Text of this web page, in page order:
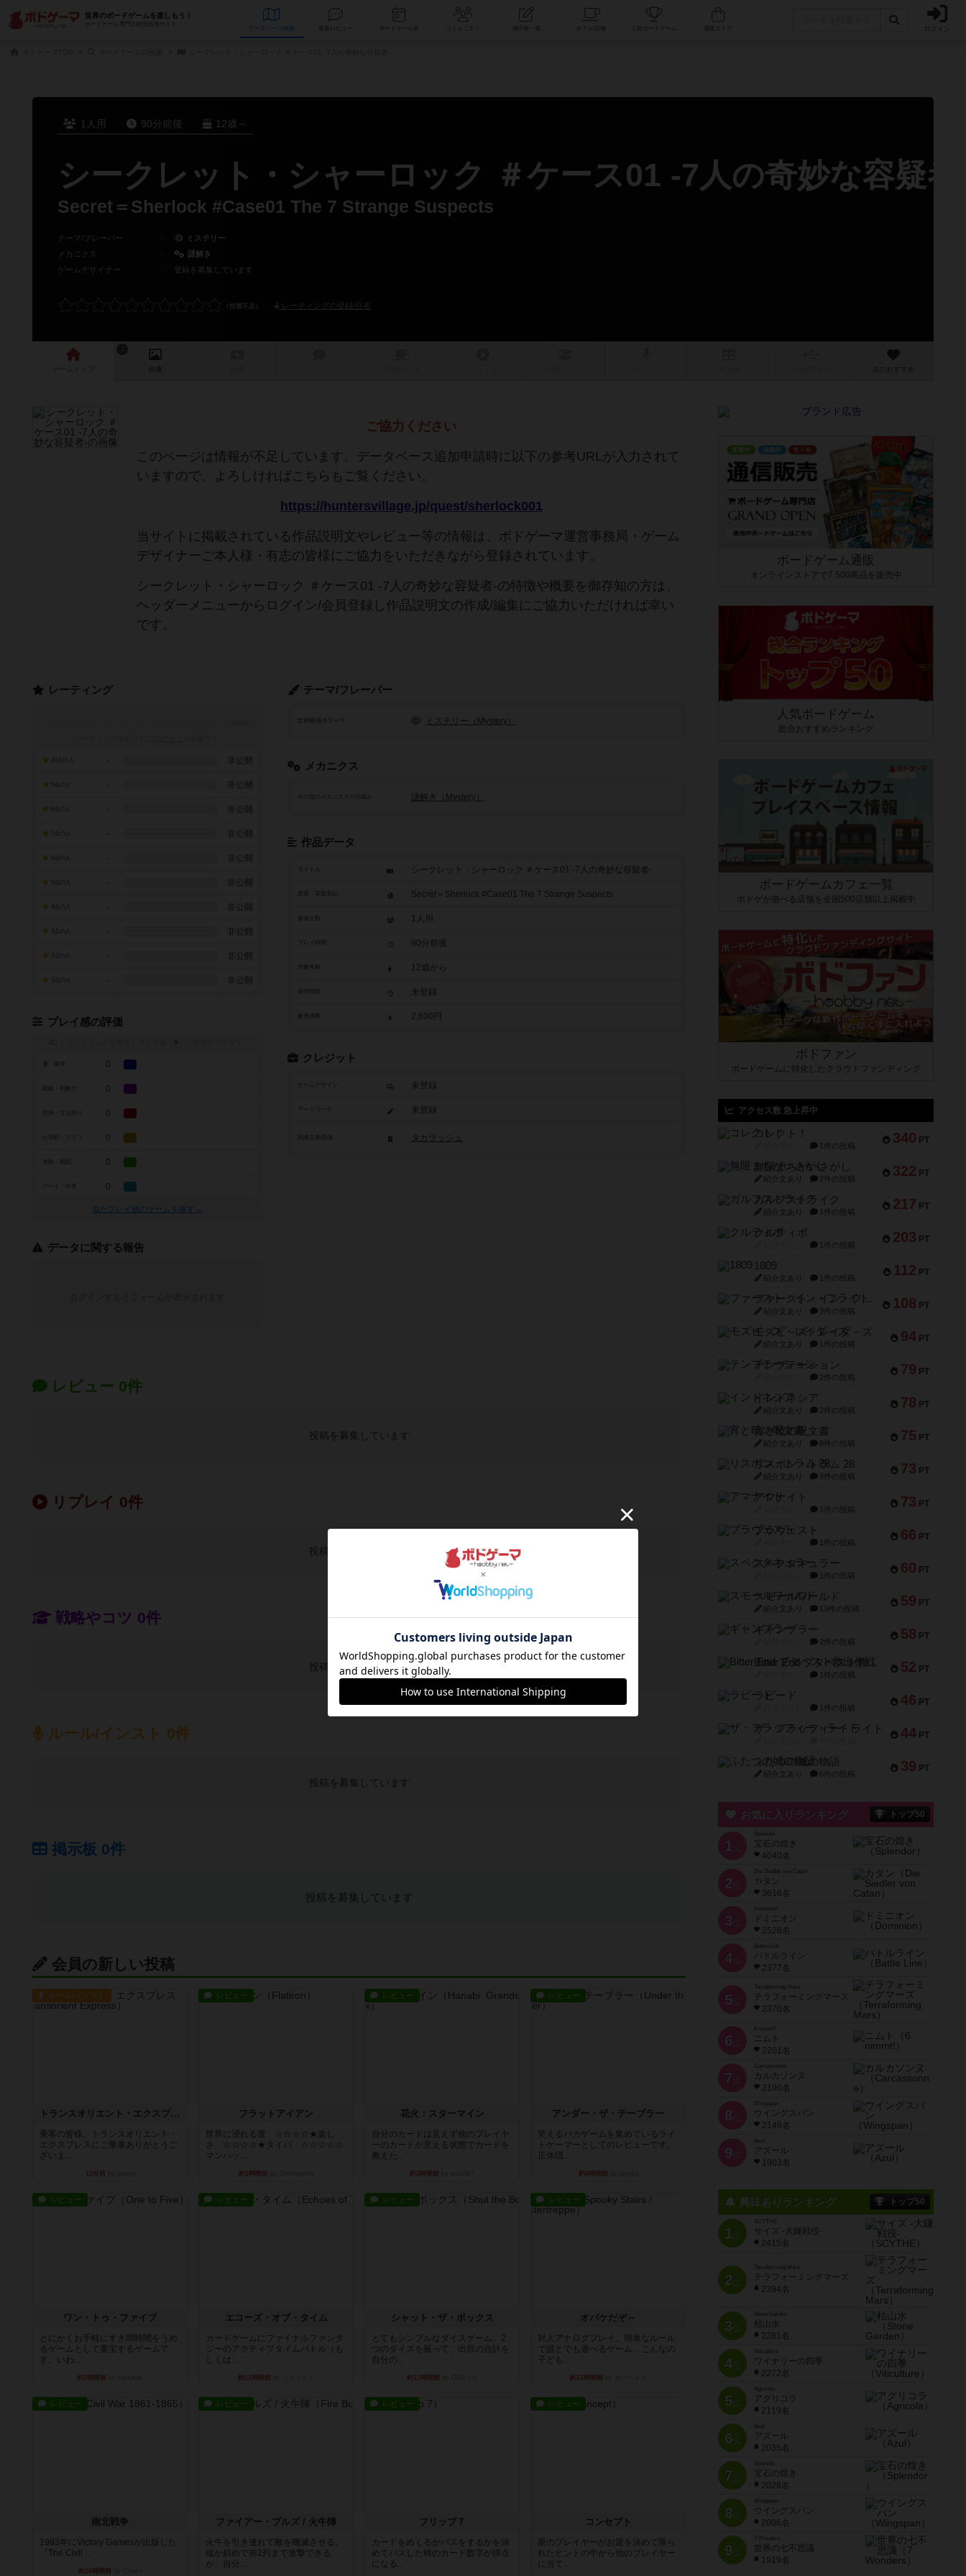
世界のボードゲームを楽しもう！
ボードゲーム専門の総合情報サイト
データベース コミュニティ 人気ボードゲーム ログイン
1人用 90分前後 12歳～
シークレット・シャーロック ＃ケース01 -7人の奇妙な容疑
Secret＝Sherlock #Case01 The 7 Strange Suspects
テーマ/フレーバー ：
ミステリー
メカニクス
：
謎解き
ゲームデザイナー
： 登録を募集しています
レーティングの登録/分布
ゲーム 画像 次のおすすめ
ご協力ください
このページは情報が不足しています。データベース追加申請時に以下の参考URLが入力されて
いますので、よろしければこちらもご覧ください。
https://huntersvillage.jp/quest/sherlock001
当サイトに掲載されている作品説明文やレビュー等の情報は、ボドゲーマ運営事務局・ゲーム
デザイナーご本人様・有志の皆様にご協力をいただきながら登録されています。
シークレット・シャーロック ＃ケース01 -7人の奇妙な容疑者-の特徴や概要を御存知の方は、
ヘッダーメニューからログイン/会員登録し作品説明文の作成/編集にご協力いただければ幸い
です。
テーマ/フレーバー
世界観/基本テーマ ミステリー（Mystery）
メカニクス
その他のメカニクスや仕組み 謎解き（Mystery）
作品データ
タイトル シークレット・シャーロック ＃ケース01 -7人の奇妙な容疑者-
Secret＝Sherlock #Case01 The 7 Strange Suspects
参加人数 1人用
90分前後
12歳から
未登録
参考価格 2,600円
クレジット
ゲームデザイン 未登録
アートワーク 未登録
タカラッシュ
レーティング
- 非公開
- 非公開
- 非公開
7点の人 - 非公開
- 非公開
- 非公開
- 非公開
- 非公開
- 非公開
- 非公開
プレイ感の評価
※
0
戦略・判断力 0
0
0
0
アート・外見 0
似たプレイ感のゲームを探す→
データに関する報告
レビュー 0件
投稿を募集しています
リプレイ 0件
投稿を募集しています
戦略やコツ 0件
投稿を募集しています
ルール/インスト 0件
投稿を募集しています
掲示板 0件
投稿を募集しています
会員の新しい投稿
ルール/インスト
トランスオリエント・エクスプレス
乗客の皆様、トランスオリエント・
エクスプレスにご乗車ありがとうご
ざいま...
15分前
レビュー
フラットアイアン
世界に浸れる度 ☆☆☆☆★楽し
さ ☆☆☆☆★タイパ ☆☆☆☆☆
マンハッ...
約1時間前
レビュー
花火：スターマイン
自分のカードは見えず他のプレイヤ
ーのカードが見える状態でカードを
教えた...
約3時間前
レビュー
アンダー・ザ・テーブラー
笑えるバカゲームを集めているライ
トゲーマーとしてのレビューです。
正体隠...
約6時間前
レビュー
ワン・トゥ・ファイブ
とにかくお手軽にすき間時間をうめ
るゲームとして重宝するゲームで
す。いわ...
約7時間前
レビュー
エコーズ・オブ・タイム
カードゲームにファイナルファンタ
ジーのアクティブタイムバトル（も
しくは...
約11時間前
レビュー
シャット・ザ・ボックス
とてもシンプルなダイスゲーム。2
つのダイスを振って、出目の合計を
自分の...
約11時間前
レビュー
オバケだぞ～
対人アナログプレイ。簡単なルール
で誰とでも遊べるゲーム。こんなの
子ども...
約12時間前
レビュー
南北戦争
1983年にVictory Gamesが出版した
『The Civil ...
約16時間前
レビュー
ファイアー・ブルズ / 火牛陣
火牛を引き連れて敵を殲滅させる。
縦か斜めで前2列まで攻撃できる
が、自分...
レビュー
フリップ７
カードをめくるかパスをするかを決
めてパスした時のカード数字が得点
になる...
レビュー
コンセプト
親のプレイヤーがお題を決めて限ら
れたヒントの中から他のプレイヤー
に当て...
ボードゲーム通販
オンラインストアで7,500商品を販売中
人気ボードゲーム
総合おすすめランキング
ボードゲームカフェ一覧
ボドゲが遊べる店舗を全国500店舗以上掲載中
ボドファン
ボードゲームに特化したクラウドファンディング
アクセス数 急上昇中
340 PT
コレクト！
1件の投稿
322 PT
無限まちがいさがし
紹介文あり 2件の投稿
217 PT
ガルフストライク
紹介文あり 1件の投稿
203 PT
クルティボ
1件の投稿
112 PT
1809
紹介文あり 1件の投稿
108 PT
ファースト・イン・フライト
紹介文あり 3件の投稿
94 PT
モズビ－ズ・レイダ－ズ
紹介文あり 1件の投稿
79 PT
テンプテーション
2件の投稿
78 PT
インドネシア
紹介文あり 2件の投稿
75 PT
宵と暁の呪文書
紹介文あり 8件の投稿
73 PT
リスボン・トラム 28
紹介文あり 9件の投稿
73 PT
アマナイト
1件の投稿
66 PT
ブラヴェスト
1件の投稿
60 PT
スペクタキュラー
1件の投稿
59 PT
スモールワールド
紹介文あり 13件の投稿
58 PT
ギャンブラー
2件の投稿
52 PT
Bitter End ブタペスト救出作戦
1件の投稿
46 PT
ラピード
1件の投稿
44 PT
ザ・フラッフィー・ライト
39 PT
ふたつの城の物語
紹介文あり 6件の投稿
お気に入りランキング トップ50
1 位
宝石の煌き
4040名
2 位
Die Siedler von Catan
カタン
3616名
3 位
ドミニオン
2528名
4位
Battle Line
バトルライン
2377名
5 位
Terraforming Mars
テラフォーミングマーズ
2370名
6 位
ニムト
2201名
7 位
Carcassonne
カルカソンヌ
2190名
8 位
Wingspan
ウイングスパン
2149名
9 位
Azul
アズール
1903名
興味ありランキング トップ50
1位
SCYTHE
サイズ -大鎌戦役-
2415名
2位
Terraforming Mars
テラフォーミングマーズ
2394名
3位
Stone Garden
枯山水
2281名
4位
Viticulture
ワイナリーの四季
2272名
5位
Agricola
アグリコラ
2119名
6位
Azul
アズール
2035名
7位
宝石の煌き
2028名
8位
Wingspan
ウイングスパン
2006名
9位
7 Wonders
世界の七不思議
1919名